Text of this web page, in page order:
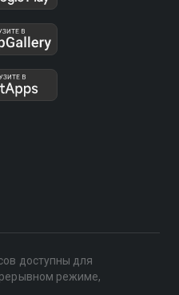
доступны для
режиме,